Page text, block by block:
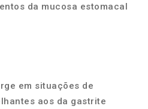
da mucosa estomacal
em situações de
aos da gastrite